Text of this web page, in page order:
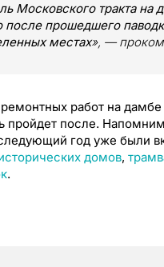
Московского тракта на
после прошедшего
местах», —
работ на
пройдет после.
год уже были
домов,
.